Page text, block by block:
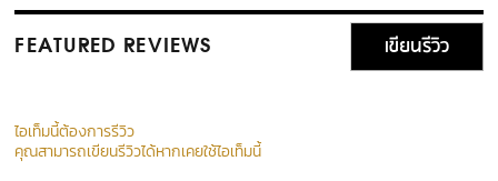
FEATURED REVIEWS เขียนรีวิว
ไอเท็มนี้ต้องการรีวิว
คุณสามารถเขียนรีวิวได้หากเคยใช้ไอเท็มนี้